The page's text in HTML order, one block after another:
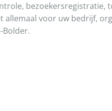
bezoekersregistratie,
allemaal voor uw bedrijf,
Bolder.